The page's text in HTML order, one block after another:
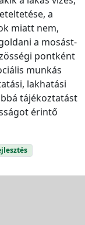
a
miatt nem,
a mosást-
pontként
munkás
lakhatási
tájékoztatást
érintő